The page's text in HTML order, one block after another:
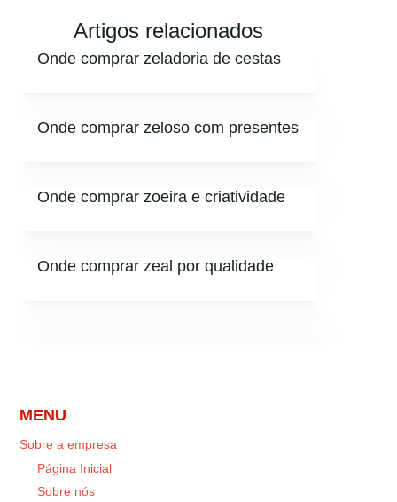
Artigos relacionados
Onde comprar zeladoria de cestas
Onde comprar zeloso com presentes
Onde comprar zoeira e criatividade
Onde comprar zeal por qualidade
MENU
Sobre a empresa
Página Inicial
Sobre nós